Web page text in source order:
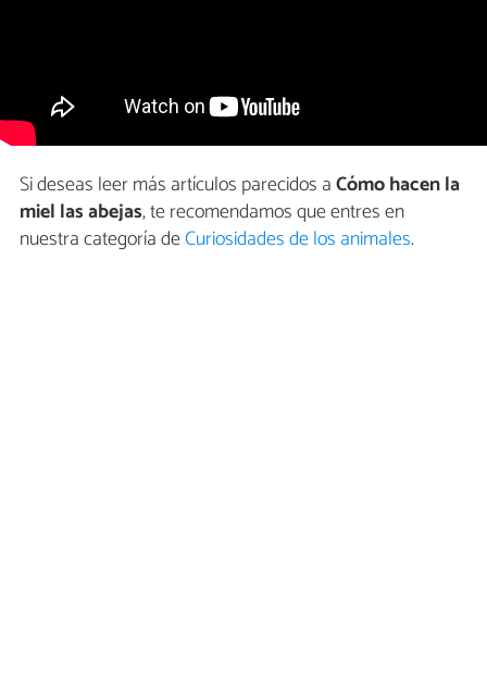
Si deseas leer más artículos parecidos aCómo hacen la
miel las abejas, te recomendamos que entres en
nuestra categoría deCuriosidades de los animales.